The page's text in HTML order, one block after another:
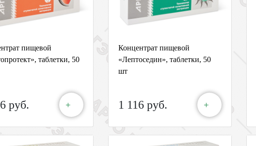
пищевой
таблетки, 50
руб. +
Концентрат пищевой
«Лептоседин», таблетки, 50
шт
1 116 руб. +